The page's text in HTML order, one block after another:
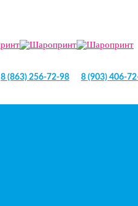
8 (863) 256-72-98 8 (903) 406-